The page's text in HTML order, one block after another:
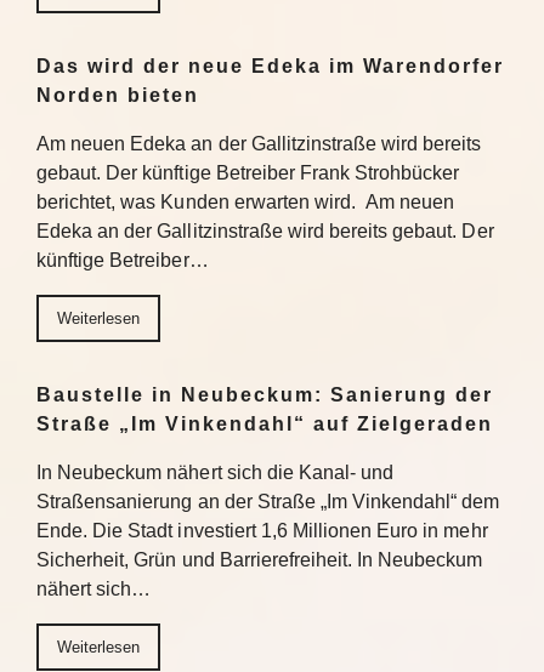
Das wird der neue Edeka im Warendorfer
Norden bieten
Am neuen Edeka an der Gallitzinstraße wird bereits
gebaut. Der künftige Betreiber Frank Strohbücker
berichtet, was Kunden erwarten wird. Am neuen
Edeka an der Gallitzinstraße wird bereits gebaut. Der
künftige Betreiber…
Weiterlesen
Baustelle in Neubeckum: Sanierung der
Straße „Im Vinkendahl“ auf Zielgeraden
In Neubeckum nähert sich die Kanal- und
Straßensanierung an der Straße „Im Vinkendahl“ dem
Ende. Die Stadt investiert 1,6 Millionen Euro in mehr
Sicherheit, Grün und Barrierefreiheit. In Neubeckum
nähert sich…
Weiterlesen